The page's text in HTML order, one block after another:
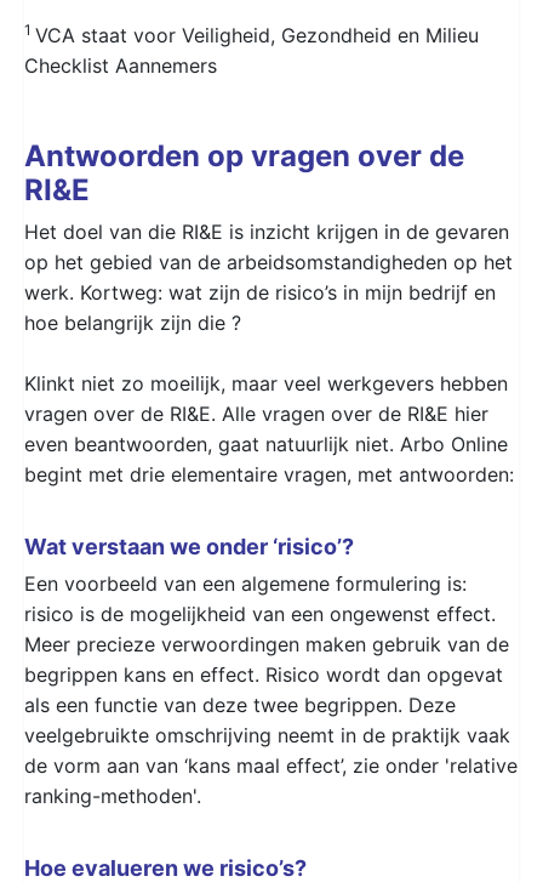
1 VCA staat voor Veiligheid, Gezondheid en Milieu
Checklist Aannemers
Antwoorden op vragen over de
RI&E
Het doel van die RI&E is inzicht krijgen in de gevaren
op het gebied van de arbeidsomstandigheden op het
werk. Kortweg: wat zijn de risico’s in mijn bedrijf en
hoe belangrijk zijn die ?
Klinkt niet zo moeilijk, maar veel werkgevers hebben
vragen over de RI&E. Alle vragen over de RI&E hier
even beantwoorden, gaat natuurlijk niet. Arbo Online
begint met drie elementaire vragen, met antwoorden:
Wat verstaan we onder ‘risico’?
Een voorbeeld van een algemene formulering is:
risico is de mogelijkheid van een ongewenst effect.
Meer precieze verwoordingen maken gebruik van de
begrippen kans en effect. Risico wordt dan opgevat
als een functie van deze twee begrippen. Deze
veelgebruikte omschrijving neemt in de praktijk vaak
de vorm aan van ‘kans maal effect’, zie onder 'relative
ranking-methoden'.
Hoe evalueren we risico’s?